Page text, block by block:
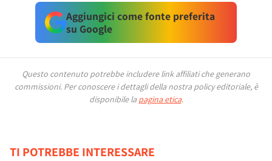
Aggiungici come fonte preferita
su Google
Questo contenuto potrebbe includere link affiliati che generano
commissioni. Per conoscere i dettagli della nostra policy editoriale, è
disponibile la pagina etica.
TI POTREBBE INTERESSARE